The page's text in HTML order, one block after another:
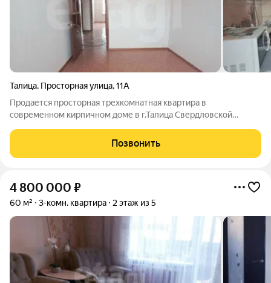
Талица, Просторная улица,11А
Продается просторная трехкомнатная квартира в
современном кирпичном доме в г.Талица Свердловской
спортивные центры «Ледовая арена» и «Центр бокса», новый
детский сад. Во дворе обустроены детская
Позвонить
4 800 000 ₽
60 м² 3-комн. квартира 2 этаж из 5